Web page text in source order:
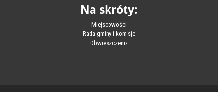
Na skróty:
Miejscowości
Rada gminy i komisje
Obwieszczenia